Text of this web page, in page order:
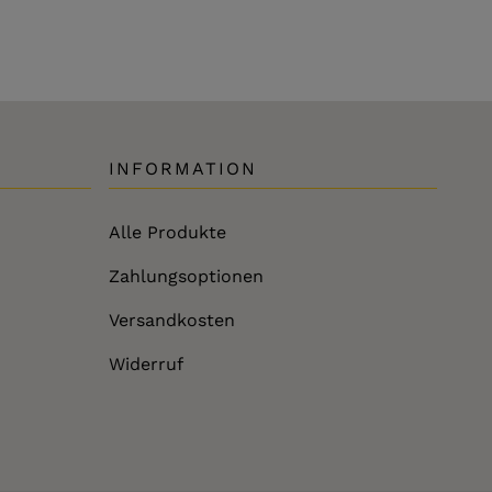
INFORMATION
Alle Produkte
Zahlungsoptionen
Versandkosten
Widerruf